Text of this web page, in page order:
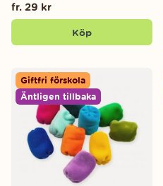
fr. 29 kr
Köp
Giftfri förskola
Äntligen tillbaka